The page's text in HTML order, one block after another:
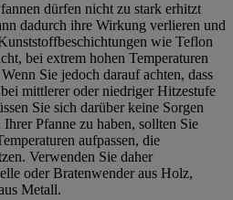
dürfen nicht zu stark erhitzt
dadurch ihre Wirkung verlieren und
wie Teflon
bei extrem hohen Temperaturen
Sie jedoch darauf achten, dass
mittlerer oder niedriger Hitzestufe
Sie sich darüber keine Sorgen
Pfanne zu haben, sollten Sie
aufpassen, die
Verwenden Sie daher
oder Bratenwender aus Holz,
Metall.